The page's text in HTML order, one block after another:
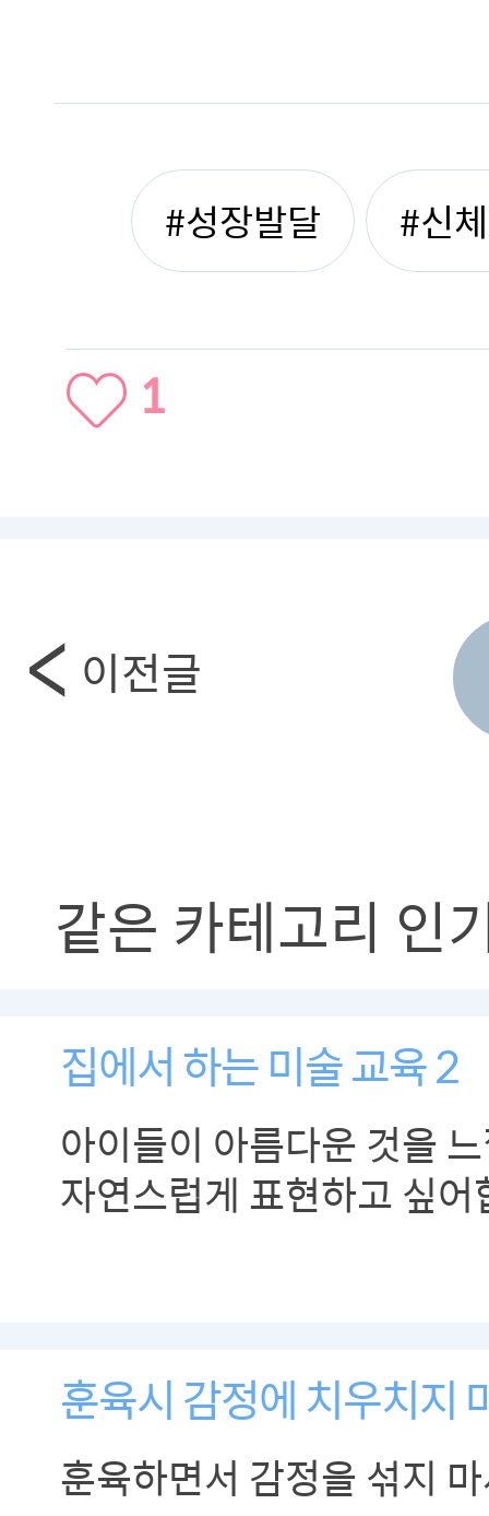
#성장발달 #신
1
이전글
같은 카테고리 인
집에서 하는 미술 교육 2
아이들이 아름다운 것을
자연스럽게 표현하고 싶어
훈육시 감정에 치우치지
훈육하면서 감정을 섞지